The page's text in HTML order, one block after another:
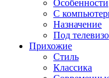
Особенности
С
Назначение
Под
Прихожие
Стиль
Классика